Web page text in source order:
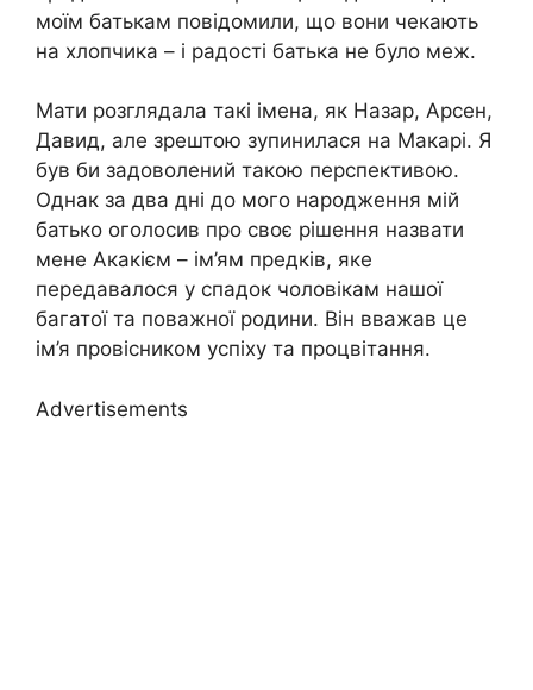
моїм батькам повідомили, що вони чекають
на хлопчика – і радості батька не було меж.
Мати розглядала такі імена, як Назар, Арсен,
Давид, але зрештою зупинилася на Макарі. Я
був би задоволений такою перспективою.
Однак за два дні до мого народження мій
батько оголосив про своє рішення назвати
мене Акакієм – ім’ям предків, яке
передавалося у спадок чоловікам нашої
багатої та поважної родини. Він вважав це
ім’я провісником успіху та процвітання.
Advertisements